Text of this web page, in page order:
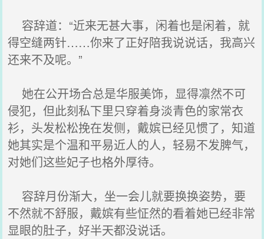
容辞道：“近来无甚大事，闲着也是闲着，就
得空缝两针……你来了正好陪我说说话，我高兴
还来不及呢。”
她在公开场合总是华服美饰，显得凛然不可
侵犯，但此刻私下里只穿着身淡青色的家常衣
衫，头发松松挽在发侧，戴嫔已经见惯了，知道
她其实是个温和平易近人的人，轻易不发脾气，
对她们这些妃子也格外厚待。
容辞月份渐大，坐一会儿就要换换姿势，要
不然就不舒服，戴嫔有些怔然的看着她已经非常
显眼的肚子，好半天都没说话。